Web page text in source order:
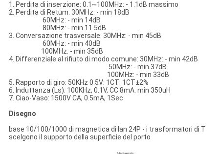
1. Perdita di inserzione: 0.1~100MHz: - 1.1dB massimo
2. Perdita di Retum: 30MHz: - min 18dB
60MHz: - min 14dB
80MHz: - min 11.5dB
3. Conversazione trasversale: 30MHz: - min 45dB
60MHz: - min 40dB
100MHz: - min 35dB
4. Differenziale al rifiuto di modo comune: 30MHz: - min 42dB
50MHz: - min 37dB
100MHz: - min 33dB
5. Rapporto di giro: 50KHz 0.5V: 1CT: 1CT±2%
6. Induttanza (Ls): 100KHz, 0.1V, CC 8mA: min 350uH
7. Ciao-Vaso: 1500V CA, 0.5mA, 1Sec
Disegno
base 10/100/1000 di magnetica di lan 24P - i trasformatori di T
scelgono il supporto della superficie del porto